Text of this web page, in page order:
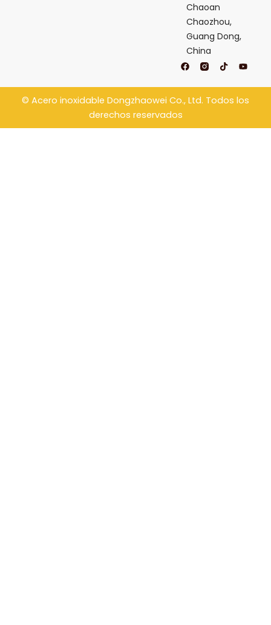
Chaoan
Chaozhou,
Guang Dong,
China
F
a
e
b
o
T
i
t
o
k
Y
o
t
u
b
© Acero inoxidable Dongzhaowei Co., Ltd. Todos los
derechos reservados